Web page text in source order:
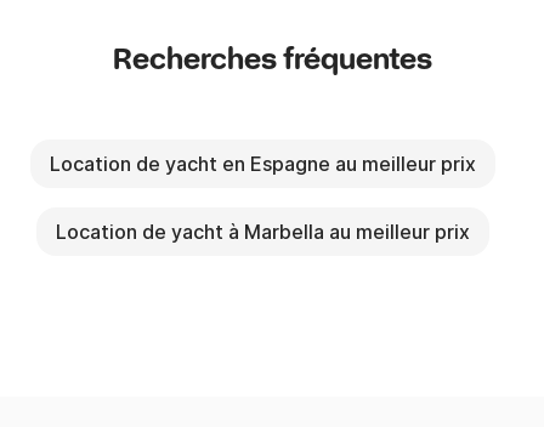
Recherches fréquentes
Location de yacht en Espagne au meilleur prix
Location de yacht à Marbella au meilleur prix